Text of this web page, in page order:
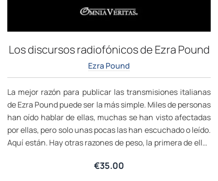
Los discursos radiofónicos de Ezra Pound
Ezra Pound
La mejor razón para publicar las transmisiones italianas
de Ezra Pound puede ser la más simple. Miles de personas
han oído hablar de ellas, muchas se han visto afectadas
por ellas, pero solo unas pocas las han escuchado o leído.
Aquí están. Hay otras razones de peso, la primera de ellas
estadounidense -y solo unos pocos individuos en todo el
€35.00